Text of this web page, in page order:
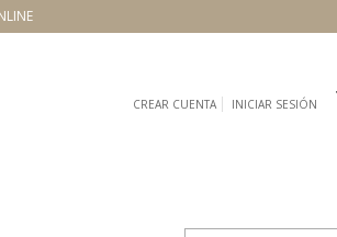
CREAR CUENTA INICIAR SESIÓN